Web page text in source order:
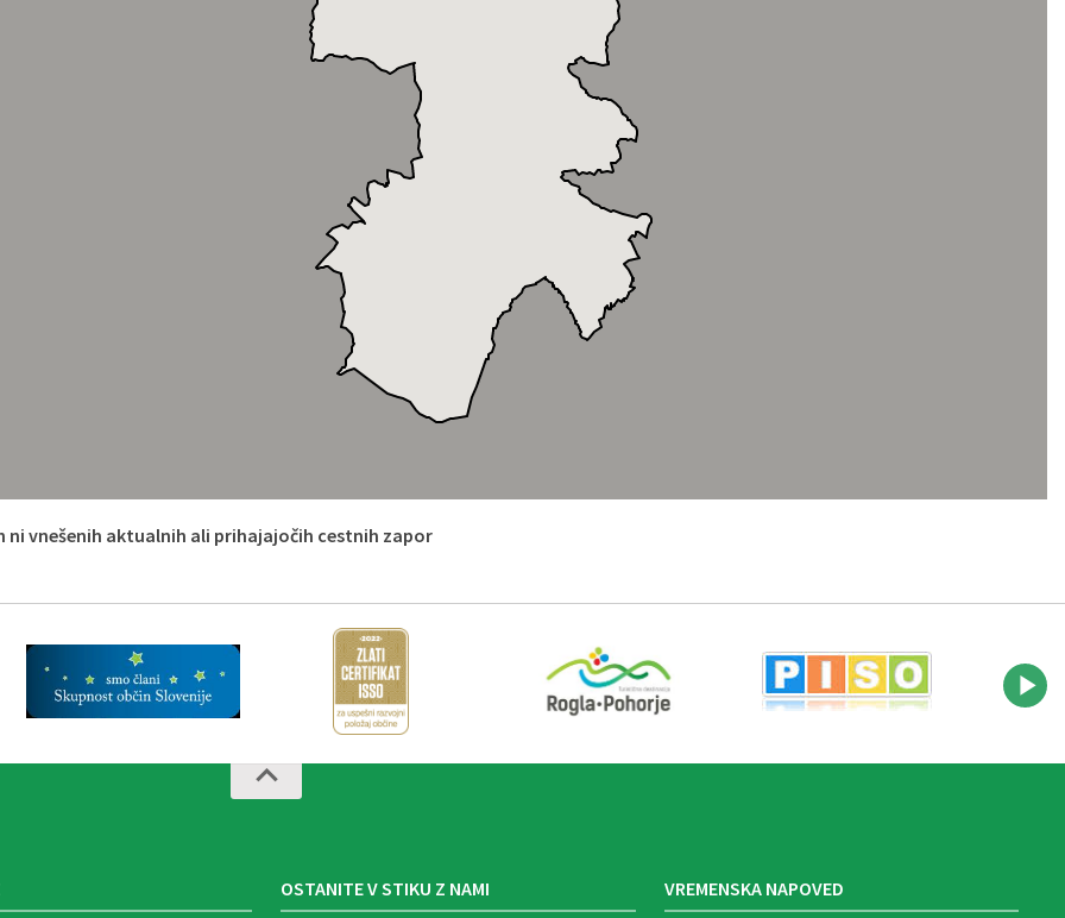
ni vnešenih aktualnih ali prihajajočih cestnih zapor
OSTANITE V STIKU Z NAMI VREMENSKA NAPOVED